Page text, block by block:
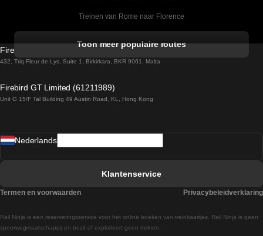
Treinen van Rome naar Florence
Treinen van Sevilla naar Barcelona
Treinen van Praag naar Wenen
Treinen van Wenen naar Salzburg
Toon meer populaire routes
Firebird GT Limited (OC 1451)
432, Triq Fleur de Lys, Suite 1, Birkirkara, BKR 9061, Malta
Firebird GT Limited (61211989)
Unit G 15/F Tal Building 49 Austin Road, KL, Hong Kong
Rail Ninja is een reserveringsservice voor het online boeken van treinkaartjes. Rail Ninja is geen
spoorwegmaatschappij en bezit of exploiteert geen treinen.
Nederlands
Klantenservice
Termen en voorwaarden Privacybeleidverklaring